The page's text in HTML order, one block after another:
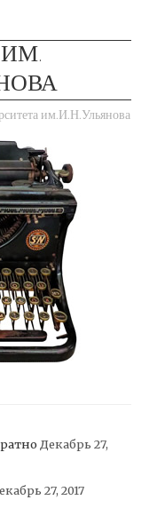
им.И.Н.Ульянова
Декабрь 27,
27, 2017